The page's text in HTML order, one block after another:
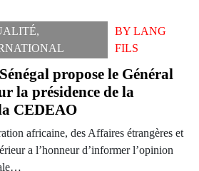
,
BY LANG
FILS
propose le Général
la présidence de la
CEDEAO
africaine, des Affaires étrangères et
a l’honneur d’informer l’opinion